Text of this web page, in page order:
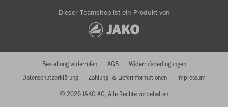
Dieser Teamshop ist ein Produkt von
© 2026 JAKO AG, Alle Rechte vorbehalten
Bestellung widerrufen AGB
Widerrufsbedingungen
Datenschutzerklärung
Zahlung- & Lieferinformationen Impressum